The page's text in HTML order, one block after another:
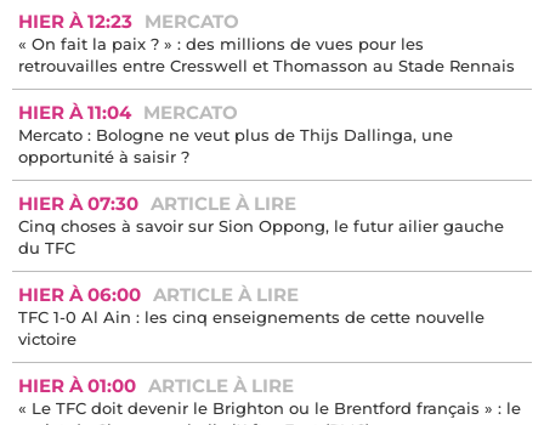
HIER À 12:23 MERCATO
« On fait la paix ? » : des millions de vues pour les
retrouvailles entre Cresswell et Thomasson au Stade Rennais
HIER À 11:04 MERCATO
Mercato : Bologne ne veut plus de Thijs Dallinga, une
opportunité à saisir ?
HIER À 07:30 ARTICLE À LIRE
Cinq choses à savoir sur Sion Oppong, le futur ailier gauche
du TFC
HIER À 06:00 ARTICLE À LIRE
TFC 1-0 Al Ain : les cinq enseignements de cette nouvelle
victoire
HIER À 01:00 ARTICLE À LIRE
« Le TFC doit devenir le Brighton ou le Brentford français » : le